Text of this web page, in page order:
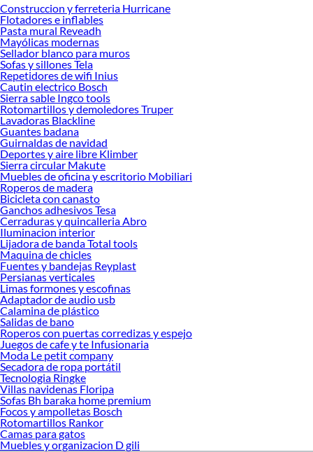
Construccion y ferreteria Hurricane
Flotadores e inflables
Pasta mural Reveadh
Mayólicas modernas
Sellador blanco para muros
Sofas y sillones Tela
Repetidores de wifi Inius
Cautin electrico Bosch
Sierra sable Ingco tools
Rotomartillos y demoledores Truper
Lavadoras Blackline
Guantes badana
Guirnaldas de navidad
Deportes y aire libre Klimber
Sierra circular Makute
Muebles de oficina y escritorio Mobiliari
Roperos de madera
Bicicleta con canasto
Ganchos adhesivos Tesa
Cerraduras y quincalleria Abro
Iluminacion interior
Lijadora de banda Total tools
Maquina de chicles
Fuentes y bandejas Reyplast
Persianas verticales
Limas formones y escofinas
Adaptador de audio usb
Calamina de plástico
Salidas de bano
Roperos con puertas corredizas y espejo
Juegos de cafe y te Infusionaria
Moda Le petit company
Secadora de ropa portátil
Tecnologia Ringke
Villas navidenas Floripa
Sofas Bh baraka home premium
Focos y ampolletas Bosch
Rotomartillos Rankor
Camas para gatos
Muebles y organizacion D gili